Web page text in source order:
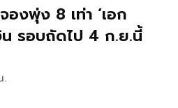
งพุ่ง 8 เท่า ‘เอก
น รอบถัดไป 4 ก.ย.นี้
.